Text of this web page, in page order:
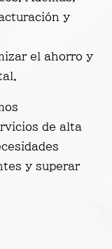
y
el ahorro y
de alta
y superar